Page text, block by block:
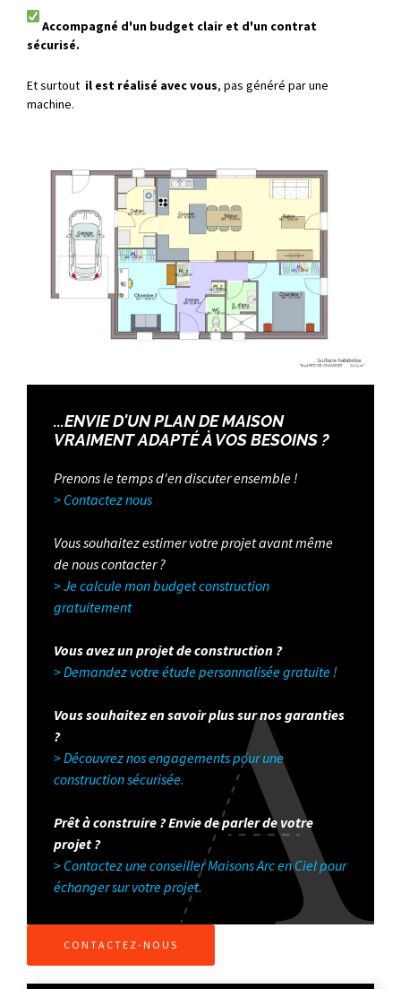
Accompagné d'un budget clair et d'un contrat
sécurisé.
Et surtout il est réalisé avec vous, pas généré par une
machine.
...ENVIE D'UN PLAN DE MAISON
VRAIMENT ADAPTÉ À VOS BESOINS ?
Prenons le temps d'en discuter ensemble !
> Contactez nous
Vous souhaitez estimer votre projet avant même
de nous contacter ?
>Je calcule mon budget construction
gratuitement
Vous avez un projet de construction ?
> Demandez votre étude personnalisée gratuite !
Vous souhaitez en savoir plus sur nos garanties
?
> Découvrez nos engagements pour une
construction sécurisée.
Prêt à construire ? Envie de parler de votre
projet ?
> Contactez une conseiller Maisons Arc en Ciel pour
échanger sur votre projet.
CONTACTEZ-NOUS